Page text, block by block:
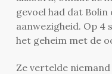
gevoel had dat
aanwezigheid. Op 4
het geheim met de
Ze vertelde